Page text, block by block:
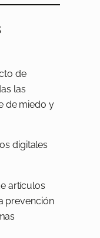
de
las
de miedo y
digitales
artículos
prevención